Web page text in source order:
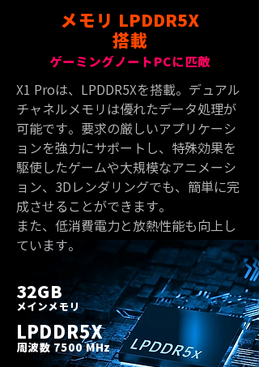
メモリ LPDDR5X
搭載
ゲーミングノートPCに匹敵
X1 Proは、LPDDR5Xを搭載。デュアル
チャネルメモリは優れたデータ処理が
可能です。要求の厳しいアプリケーシ
ョンを強力にサポートし、特殊効果を
駆使したゲームや大規模なアニメーシ
ョン、3Dレンダリングでも、簡単に完
成させることができます。
また、低消費電力と放熱性能も向上し
ています。
32GB
メインメモリ
LPDDR5X
周波数 7500 MHz